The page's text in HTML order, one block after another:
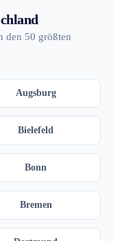
den 50 größten
Augsburg
Bielefeld
Bonn
Bremen